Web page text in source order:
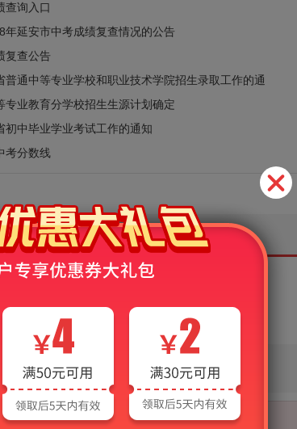
查询入口
年延安市中考成绩复查情况的公告
复查公告
普通中等专业学校和职业技术学院招生录取工作的通
专业教育分学校招生生源计划确定
初中毕业学业考试工作的通知
考分数线
陕西中考辅导
物理 化学 计算机